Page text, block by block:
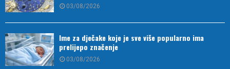
03/08/2026
Ime za dječake koje je sve više popularno ima
prelijepo značenje
03/08/2026